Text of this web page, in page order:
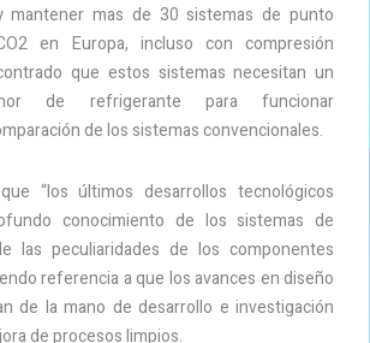
mantener mas de 30 sistemas de punto
en Europa, incluso con compresión
que estos sistemas necesitan un
de refrigerante para funcionar
de los sistemas convencionales.
“los últimos desarrollos tecnológicos
conocimiento de los sistemas de
las peculiaridades de los componentes
referencia a que los avances en diseño
de la mano de desarrollo e investigación
de procesos limpios.